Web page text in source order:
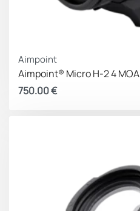
Aimpoint
Aimpoint® Micro H-2 4 MOA
750.00€